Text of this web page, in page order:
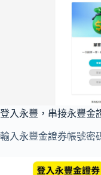
登入永豐，串接永豐金
輸入永豐金證券帳號密